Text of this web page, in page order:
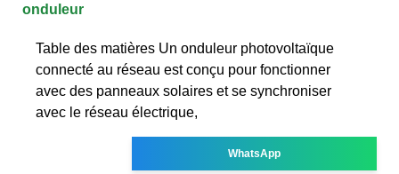
onduleur
Table des matières Un onduleur photovoltaïque
connecté au réseau est conçu pour fonctionner
avec des panneaux solaires et se synchroniser
avec le réseau électrique,
WhatsApp